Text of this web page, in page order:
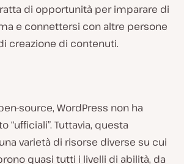
di opportunità per imparare di
e connettersi con altre persone
creazione di contenuti.
source, WordPress non ha
“ufficiali”. Tuttavia, questa
varietà di risorse diverse su cui
quasi tutti i livelli di abilità, da